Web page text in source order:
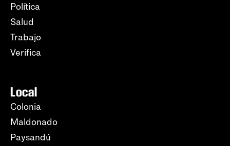
Política
Salud
Trabajo
Verifica
Local
Colonia
Maldonado
Paysandú